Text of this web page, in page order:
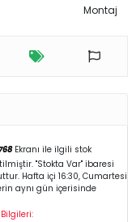
Montaj
Ekranı ile ilgili stok
"Stokta Var" ibaresi
Hafta içi 16:30, Cumartesi
aynı gün içerisinde